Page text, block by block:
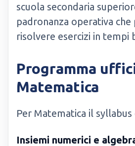
scuola secondaria
padronanza operativa
risolvere esercizi in tempi
Programma
Matematica
Per Matematica il
Insiemi numerici e